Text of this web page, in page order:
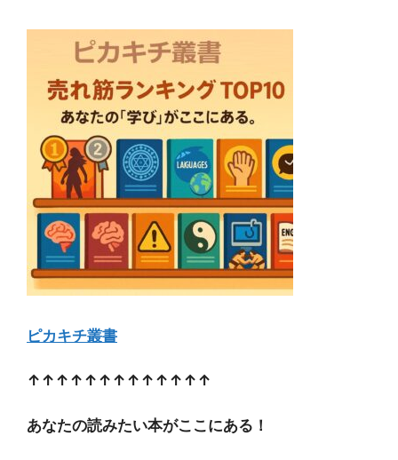
ピカキチ叢書
↑↑↑↑↑↑↑↑↑↑↑↑↑
あなたの読みたい本がここにある！